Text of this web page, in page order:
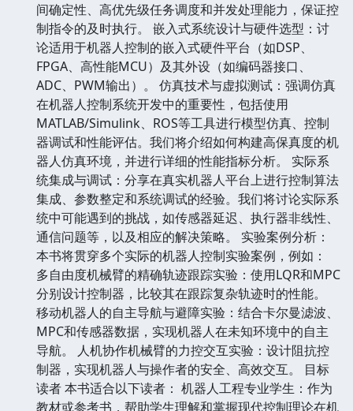
间确定性、高优先级任务调度和并发处理能力，保证控
制指令的及时执行。 嵌入式系统设计与硬件选型：讨
论适用于机器人控制的嵌入式硬件平台（如DSP、
FPGA、高性能MCU）及其外设（如编码器接口、
ADC、PWM输出）。 仿真技术与虚拟测试：强调仿真
在机器人控制系统开发中的重要性，包括使用
MATLAB/Simulink、ROS等工具进行模型仿真、控制
器调试和性能评估。我们将介绍如何构建高保真度的机
器人仿真环境，并进行详细的性能指标分析。 实际系
统集成与调试：分享在真实机器人平台上进行控制算法
集成、参数整定和系统调试的经验。我们将讨论实际系
统中可能遇到的挑战，如传感器延迟、执行器非线性、
通信问题等，以及相应的解决策略。 实验案例分析：
本书将贯穿多个实际的机器人控制实验案例，例如：
多自由度机械臂的精确轨迹跟踪实验：使用LQR和MPC
分别设计控制器，比较其在跟踪复杂轨迹时的性能。
移动机器人的自主导航与避障实验：结合卡尔曼滤波、
MPC和传感器数据，实现机器人在未知环境中的自主
导航。 人机协作机械臂的力控交互实验：设计阻抗控
制器，实现机器人与操作者的安全、高效交互。 目标
读者 本书适合以下读者： 机器人工程专业学生：作为
教材或参考书，帮助学生理解和掌握现代控制理论在机